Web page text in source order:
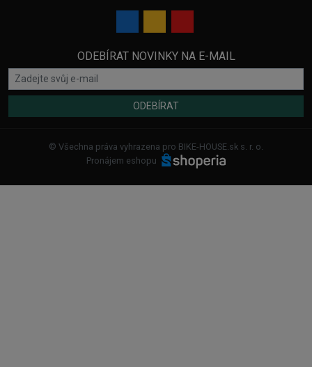
ODEBÍRAT NOVINKY NA E-MAIL
ODEBÍRAT
© Všechna práva vyhrazena pro BIKE-HOUSE.sk s. r. o.
Pronájem eshopu